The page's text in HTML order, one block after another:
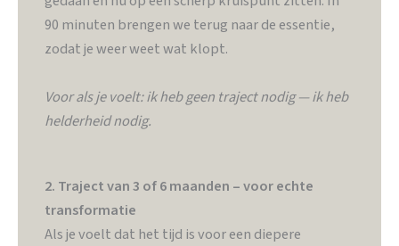
90 minuten brengen we terug naar de essentie,
zodat je weer weet wat klopt.
Voor als je voelt: ik heb geen traject nodig — ik heb
helderheid nodig.
2. Traject van 3 of 6 maanden – voor echte
transformatie
Als je voelt dat het tijd is voor een diepere